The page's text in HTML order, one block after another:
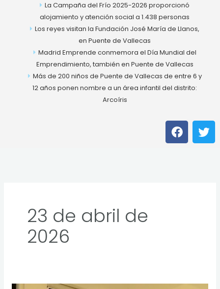
La Campaña del Frío 2025-2026 proporcionó
alojamiento y atención social a 1.438 personas
Los reyes visitan la Fundación José María de Llanos,
en Puente de Vallecas
Madrid Emprende conmemora el Día Mundial del
Emprendimiento, también en Puente de Vallecas
Más de 200 niños de Puente de Vallecas de entre 6 y
12 años ponen nombre a un área infantil del distrito:
Arcoíris
F
a
c
T
w
i
23 de abril de
2026